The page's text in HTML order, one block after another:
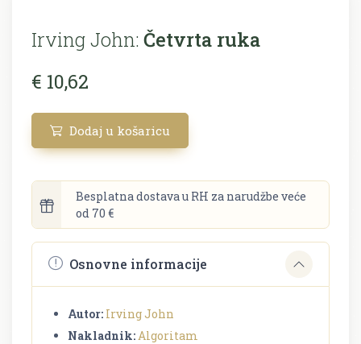
Irving John: Četvrta ruka
€ 10,62
Dodaj u košaricu
Besplatna dostava u RH za narudžbe veće
od 70 €
Osnovne informacije
Autor: Irving John
Nakladnik: Algoritam